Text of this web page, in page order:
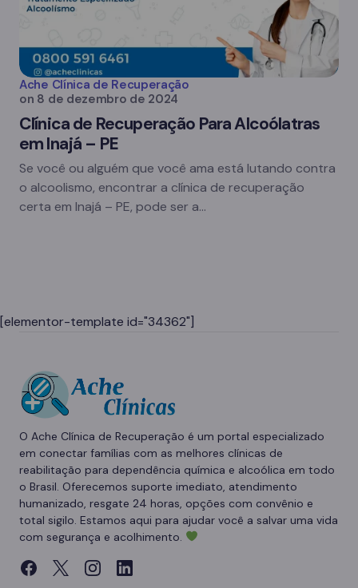
Ache Clínica de Recuperação
on 8 de dezembro de 2024
Clínica de Recuperação Para Alcoólatras
em Inajá – PE
Se você ou alguém que você ama está lutando contra
o alcoolismo, encontrar a clínica de recuperação
certa em Inajá – PE, pode ser a…
[elementor-template id="34362"]
O Ache Clínica de Recuperação é um portal especializado
em conectar famílias com as melhores clínicas de
reabilitação para dependência química e alcoólica em todo
o Brasil. Oferecemos suporte imediato, atendimento
humanizado, resgate 24 horas, opções com convênio e
total sigilo. Estamos aqui para ajudar você a salvar uma vida
com segurança e acolhimento.